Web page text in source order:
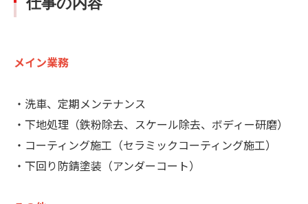
メイン業務
・洗車、定期メンテナンス
・下地処理（鉄粉除去、スケール除去、ボディー研磨）
・コーティング施工（セラミックコーティング施工）
・下回り防錆塗装（アンダーコート）